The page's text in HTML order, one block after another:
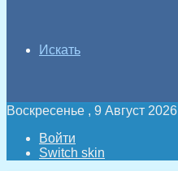
Искать
Воскресенье , 9 Август 2026
Войти
Switch skin